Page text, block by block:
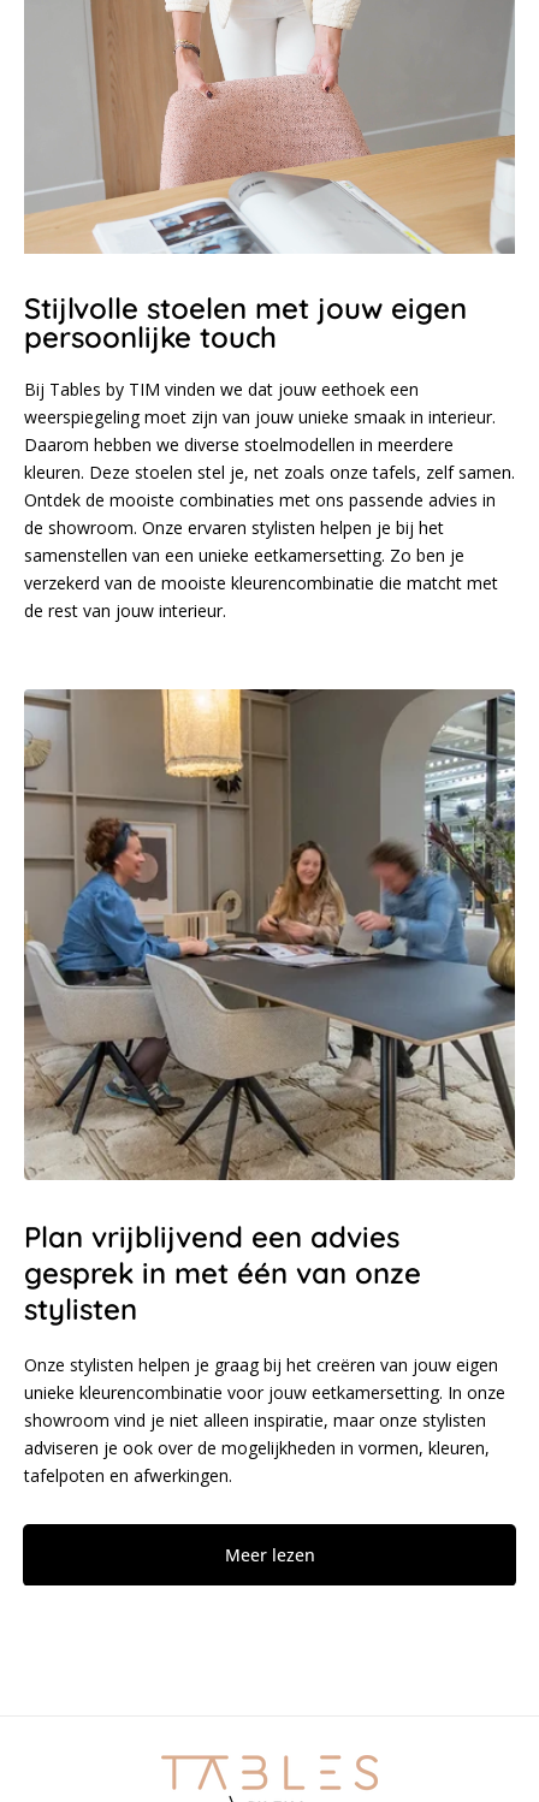
Stijlvolle stoelen met jouw eigen
persoonlijke touch
Bij Tables by TIM vinden we dat jouw eethoek een
weerspiegeling moet zijn van jouw unieke smaak in interieur.
Daarom hebben we diverse stoelmodellen in meerdere
kleuren. Deze stoelen stel je, net zoals onze tafels, zelf samen.
Ontdek de mooiste combinaties met ons passende advies in
de showroom. Onze ervaren stylisten helpen je bij het
samenstellen van een unieke eetkamersetting. Zo ben je
verzekerd van de mooiste kleurencombinatie die matcht met
de rest van jouw interieur.
Plan vrijblijvend een advies
gesprek in met één van onze
stylisten
Onze stylisten helpen je graag bij het creëren van jouw eigen
unieke kleurencombinatie voor jouw eetkamersetting. In onze
showroom vind je niet alleen inspiratie, maar onze stylisten
adviseren je ook over de mogelijkheden in vormen, kleuren,
tafelpoten en afwerkingen.
Meer lezen